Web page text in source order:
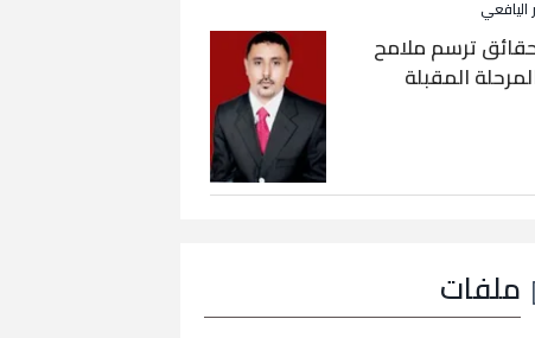
اليافعي
ترسم ملامح
المقبلة
ملفات